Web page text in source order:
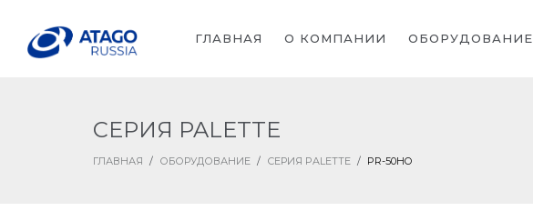
ГЛАВНАЯ О КОМПАНИИ ОБОРУДОВАНИЕ
СЕРИЯ PALETTE
ГЛАВНАЯ / ОБОРУДОВАНИЕ / СЕРИЯ PALETTE / PR-50HO